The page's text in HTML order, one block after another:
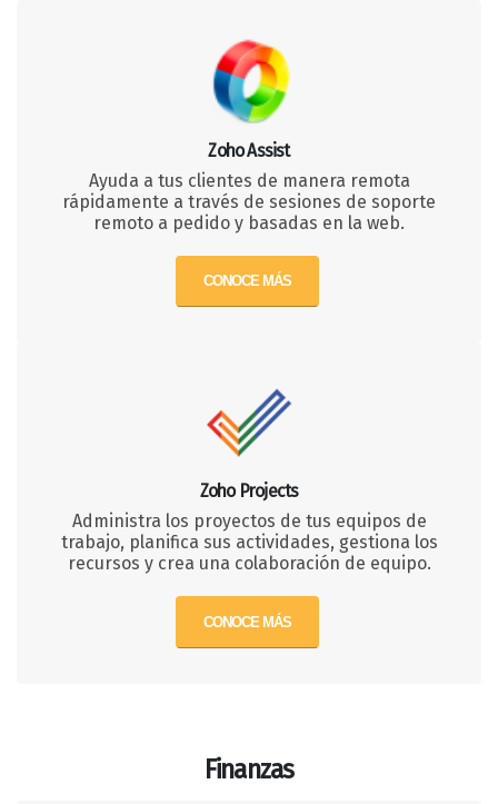
Zoho Assist
Ayuda a tus clientes de manera remota
rápidamente a través de sesiones de soporte
remoto a pedido y basadas en la web.
CONOCE MÁS
Zoho Projects
Administra los proyectos de tus equipos de
trabajo, planifica sus actividades, gestiona los
recursos y crea una colaboración de equipo.
CONOCE MÁS
Finanzas